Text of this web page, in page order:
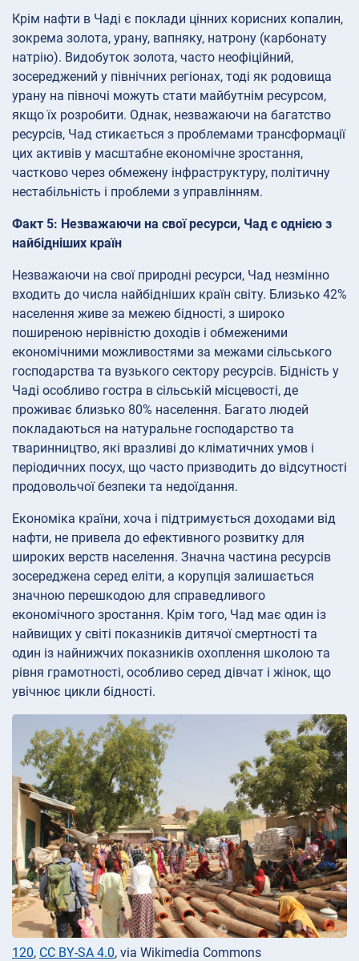
Крім нафти в Чаді є поклади цінних корисних копалин,
зокрема золота, урану, вапняку, натрону (карбонату
натрію). Видобуток золота, часто неофіційний,
зосереджений у північних регіонах, тоді як родовища
урану на півночі можуть стати майбутнім ресурсом,
якщо їх розробити. Однак, незважаючи на багатство
ресурсів, Чад стикається з проблемами трансформації
цих активів у масштабне економічне зростання,
частково через обмежену інфраструктуру, політичну
нестабільність і проблеми з управлінням.
Факт 5: Незважаючи на свої ресурси, Чад є однією з
найбідніших країн
Незважаючи на свої природні ресурси, Чад незмінно
входить до числа найбідніших країн світу. Близько 42%
населення живе за межею бідності, з широко
поширеною нерівністю доходів і обмеженими
економічними можливостями за межами сільського
господарства та вузького сектору ресурсів. Бідність у
Чаді особливо гостра в сільській місцевості, де
проживає близько 80% населення. Багато людей
покладаються на натуральне господарство та
тваринництво, які вразливі до кліматичних умов і
періодичних посух, що часто призводить до відсутності
продовольчої безпеки та недоїдання.
Економіка країни, хоча і підтримується доходами від
нафти, не привела до ефективного розвитку для
широких верств населення. Значна частина ресурсів
зосереджена серед еліти, а корупція залишається
значною перешкодою для справедливого
економічного зростання. Крім того, Чад має один із
найвищих у світі показників дитячої смертності та
один із найнижчих показників охоплення школою та
рівня грамотності, особливо серед дівчат і жінок, що
увічнює цикли бідності.
120, CC BY-SA 4.0, via Wikimedia Commons